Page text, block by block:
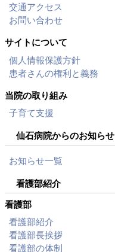
交通アクセス
お問い合わせ
サイトについて
個人情報保護方針
患者さんの権利と義務
当院の取り組み
子育て支援
仙石病院からのお知らせ
お知らせ一覧
看護部紹介
看護部
看護部紹介
看護部長挨拶
看護部の体制